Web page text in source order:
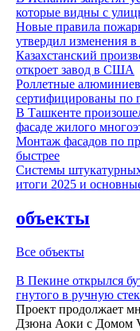
которые видны с
Новые правила
утвердил изменения
Казахстанский
откроет завод в США
Роллетные
сертифицированы по
В Ташкенте
фасаде жилого
Монтаж фасадов по
быстрее
Системы
итоги 2025 и
объекты
Все объекты
В Пекине открылся
гнутого в ручную
Проект продолжает
Дзюна Аоки с Домом